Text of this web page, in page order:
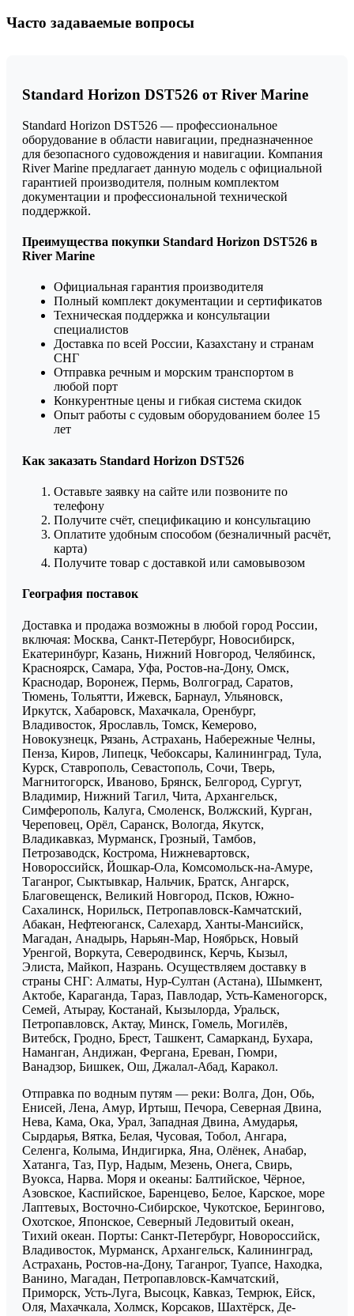
Часто задаваемые вопросы
Standard Horizon DST526 от River Marine
Standard Horizon DST526 — профессиональное
оборудование в области навигации, предназначенное
для безопасного судовождения и навигации. Компания
River Marine предлагает данную модель с официальной
гарантией производителя, полным комплектом
документации и профессиональной технической
поддержкой.
Преимущества покупки Standard Horizon DST526 в
River Marine
Официальная гарантия производителя
Полный комплект документации и сертификатов
Техническая поддержка и консультации
специалистов
Доставка по всей России, Казахстану и странам
СНГ
Отправка речным и морским транспортом в
любой порт
Конкурентные цены и гибкая система скидок
Опыт работы с судовым оборудованием более 15
лет
Как заказать Standard Horizon DST526
Оставьте заявку на сайте или позвоните по
телефону
Получите счёт, спецификацию и консультацию
Оплатите удобным способом (безналичный расчёт,
карта)
Получите товар с доставкой или самовывозом
География поставок
Доставка и продажа возможны в любой город России,
включая: Москва, Санкт-Петербург, Новосибирск,
Екатеринбург, Казань, Нижний Новгород, Челябинск,
Красноярск, Самара, Уфа, Ростов-на-Дону, Омск,
Краснодар, Воронеж, Пермь, Волгоград, Саратов,
Тюмень, Тольятти, Ижевск, Барнаул, Ульяновск,
Иркутск, Хабаровск, Махачкала, Оренбург,
Владивосток, Ярославль, Томск, Кемерово,
Новокузнецк, Рязань, Астрахань, Набережные Челны,
Пенза, Киров, Липецк, Чебоксары, Калининград, Тула,
Курск, Ставрополь, Севастополь, Сочи, Тверь,
Магнитогорск, Иваново, Брянск, Белгород, Сургут,
Владимир, Нижний Тагил, Чита, Архангельск,
Симферополь, Калуга, Смоленск, Волжский, Курган,
Череповец, Орёл, Саранск, Вологда, Якутск,
Владикавказ, Мурманск, Грозный, Тамбов,
Петрозаводск, Кострома, Нижневартовск,
Новороссийск, Йошкар-Ола, Комсомольск-на-Амуре,
Таганрог, Сыктывкар, Нальчик, Братск, Ангарск,
Благовещенск, Великий Новгород, Псков, Южно-
Сахалинск, Норильск, Петропавловск-Камчатский,
Абакан, Нефтеюганск, Салехард, Ханты-Мансийск,
Магадан, Анадырь, Нарьян-Мар, Ноябрьск, Новый
Уренгой, Воркута, Северодвинск, Керчь, Кызыл,
Элиста, Майкоп, Назрань. Осуществляем доставку в
страны СНГ: Алматы, Нур-Султан (Астана), Шымкент,
Актобе, Караганда, Тараз, Павлодар, Усть-Каменогорск,
Семей, Атырау, Костанай, Кызылорда, Уральск,
Петропавловск, Актау, Минск, Гомель, Могилёв,
Витебск, Гродно, Брест, Ташкент, Самарканд, Бухара,
Наманган, Андижан, Фергана, Ереван, Гюмри,
Ванадзор, Бишкек, Ош, Джалал-Абад, Каракол.
Отправка по водным путям — реки: Волга, Дон, Обь,
Енисей, Лена, Амур, Иртыш, Печора, Северная Двина,
Нева, Кама, Ока, Урал, Западная Двина, Амударья,
Сырдарья, Вятка, Белая, Чусовая, Тобол, Ангара,
Селенга, Колыма, Индигирка, Яна, Олёнек, Анабар,
Хатанга, Таз, Пур, Надым, Мезень, Онега, Свирь,
Вуокса, Нарва. Моря и океаны: Балтийское, Чёрное,
Азовское, Каспийское, Баренцево, Белое, Карское, море
Лаптевых, Восточно-Сибирское, Чукотское, Берингово,
Охотское, Японское, Северный Ледовитый океан,
Тихий океан. Порты: Санкт-Петербург, Новороссийск,
Владивосток, Мурманск, Архангельск, Калининград,
Астрахань, Ростов-на-Дону, Таганрог, Туапсе, Находка,
Ванино, Магадан, Петропавловск-Камчатский,
Приморск, Усть-Луга, Высоцк, Кавказ, Темрюк, Ейск,
Оля, Махачкала, Холмск, Корсаков, Шахтёрск, Де-